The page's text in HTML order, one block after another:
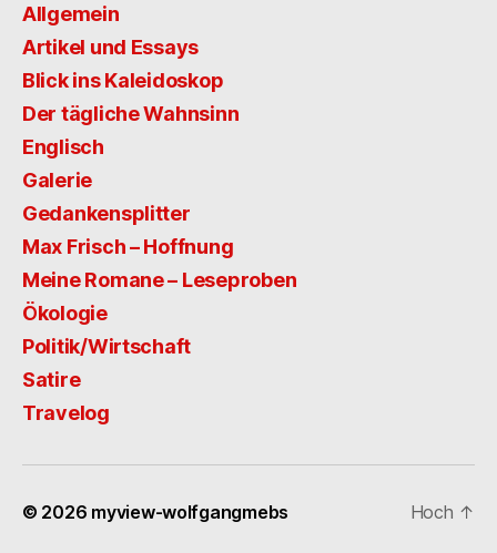
Allgemein
Artikel und Essays
Blick ins Kaleidoskop
Der tägliche Wahnsinn
Englisch
Galerie
Gedankensplitter
Max Frisch – Hoffnung
Meine Romane – Leseproben
Ökologie
Politik/Wirtschaft
Satire
Travelog
© 2026 myview-wolfgangmebs Hoch ↑